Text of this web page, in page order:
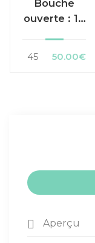
Bouche
ouverte : 10
45 50.00€
Aperçu